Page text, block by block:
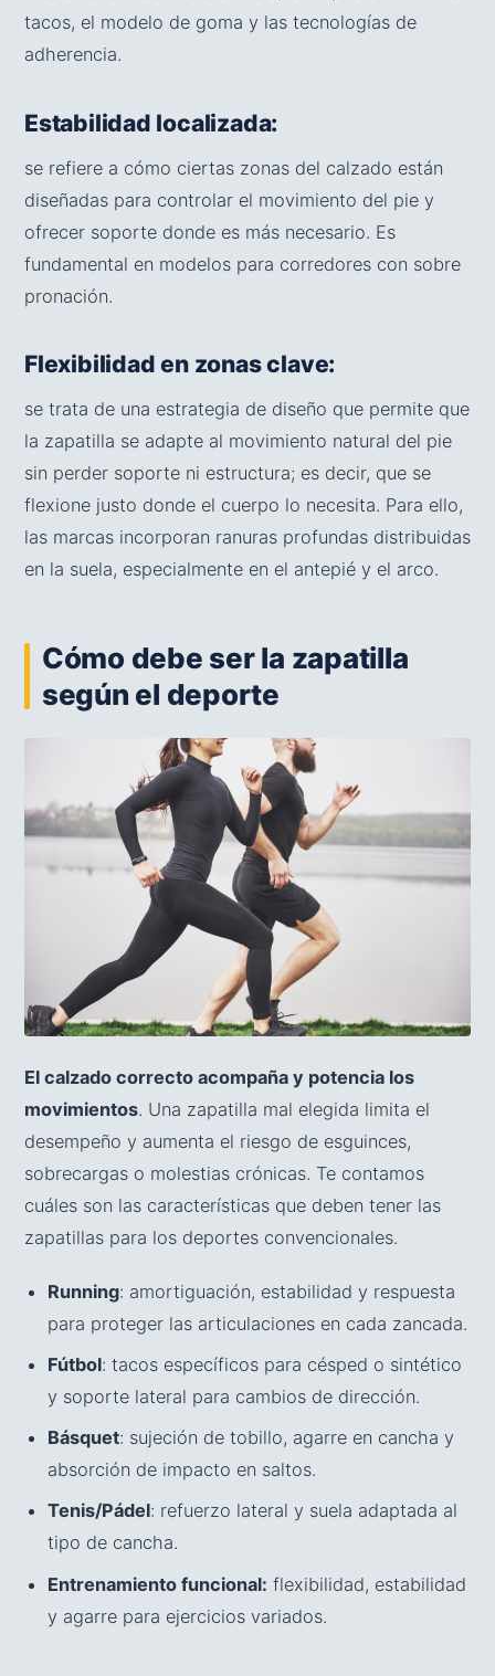
tacos, el modelo de goma y las tecnologías de
adherencia.
Estabilidad localizada:
se refiere a cómo ciertas zonas del calzado están
diseñadas para controlar el movimiento del pie y
ofrecer soporte donde es más necesario. Es
fundamental en modelos para corredores con sobre
pronación.
Flexibilidad en zonas clave:
se trata de una estrategia de diseño que permite que
la zapatilla se adapte al movimiento natural del pie
sin perder soporte ni estructura; es decir, que se
flexione justo donde el cuerpo lo necesita. Para ello,
las marcas incorporan ranuras profundas distribuidas
en la suela, especialmente en el antepié y el arco.
Cómo debe ser la zapatilla
según el deporte
El calzado correcto acompaña y potencia los
movimientos. Una zapatilla mal elegida limita el
desempeño y aumenta el riesgo de esguinces,
sobrecargas o molestias crónicas. Te contamos
cuáles son las características que deben tener las
zapatillas para los deportes convencionales.
Running: amortiguación, estabilidad y respuesta
para proteger las articulaciones en cada zancada.
Fútbol: tacos específicos para césped o sintético
y soporte lateral para cambios de dirección.
Básquet: sujeción de tobillo, agarre en cancha y
absorción de impacto en saltos.
Tenis/Pádel: refuerzo lateral y suela adaptada al
tipo de cancha.
Entrenamiento funcional: flexibilidad, estabilidad
y agarre para ejercicios variados.